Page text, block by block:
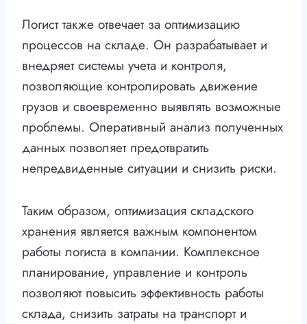
Логист также отвечает за оптимизацию
процессов на складе. Он разрабатывает и
внедряет системы учета и контроля,
позволяющие контролировать движение
грузов и своевременно выявлять возможные
проблемы. Оперативный анализ полученных
данных позволяет предотвратить
непредвиденные ситуации и снизить риски.
Таким образом, оптимизация складского
хранения является важным компонентом
работы логиста в компании. Комплексное
планирование, управление и контроль
позволяют повысить эффективность работы
склада, снизить затраты на транспорт и